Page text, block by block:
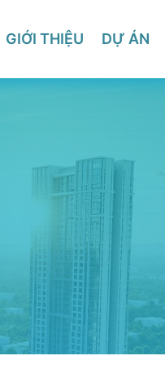
GIỚI THIỆU DỰ ÁN